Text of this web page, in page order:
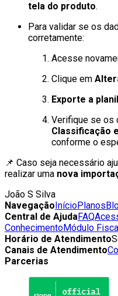
tela do produto.
Para validar se os
corretamente:
Acesse
Clique em
Exporte a
Verifique se os
Classificação
conforme o
📌 Caso seja necessário
realizar uma nova
João S Silva
Navegação InícioPlanos
Central de AjudaFAQ
ConhecimentoMódulo Fiscal
Horário de Atendimento
Canais de Atendimento
Parcerias